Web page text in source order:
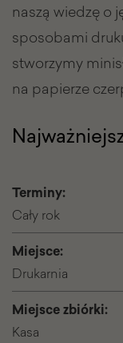
naszą wiedzę o
sposobami
stworzymy
na papierze
Terminy:
Cały rok
Miejsce:
Drukarnia
Miejsce zbiórki:
Kasa